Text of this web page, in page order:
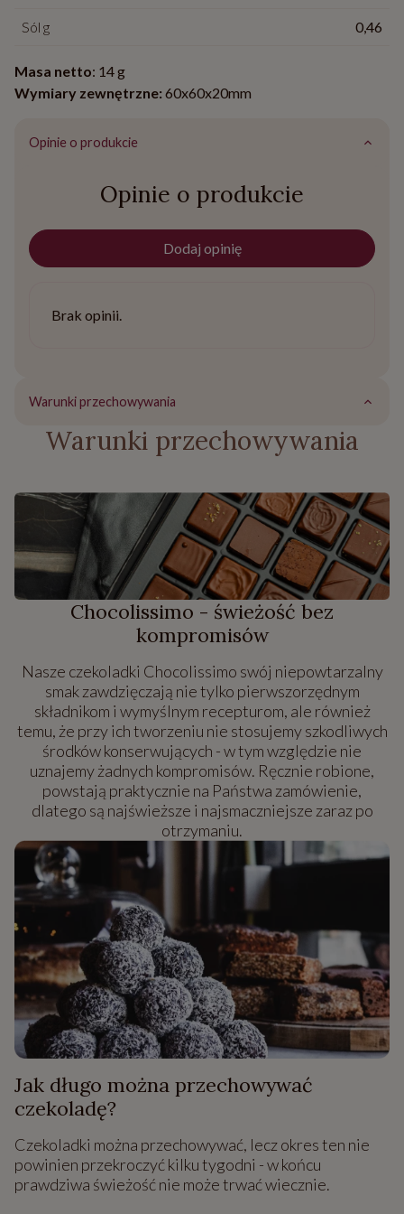
Sól g 0,46
Masa netto: 14 g
Wymiary zewnętrzne: 60x60x20mm
Opinie o produkcie
Opinie o produkcie
Dodaj opinię
Brak opinii.
Warunki przechowywania
Warunki przechowywania
Chocolissimo - świeżość bez
kompromisów
Nasze czekoladki Chocolissimo swój niepowtarzalny
smak zawdzięczają nie tylko pierwszorzędnym
składnikom i wymyślnym recepturom, ale również
temu, że przy ich tworzeniu nie stosujemy szkodliwych
środków konserwujących - w tym względzie nie
uznajemy żadnych kompromisów. Ręcznie robione,
powstają praktycznie na Państwa zamówienie,
dlatego są najświeższe i najsmaczniejsze zaraz po
otrzymaniu.
Jak długo można przechowywać
czekoladę?
Czekoladki można przechowywać, lecz okres ten nie
powinien przekroczyć kilku tygodni - w końcu
prawdziwa świeżość nie może trwać wiecznie.